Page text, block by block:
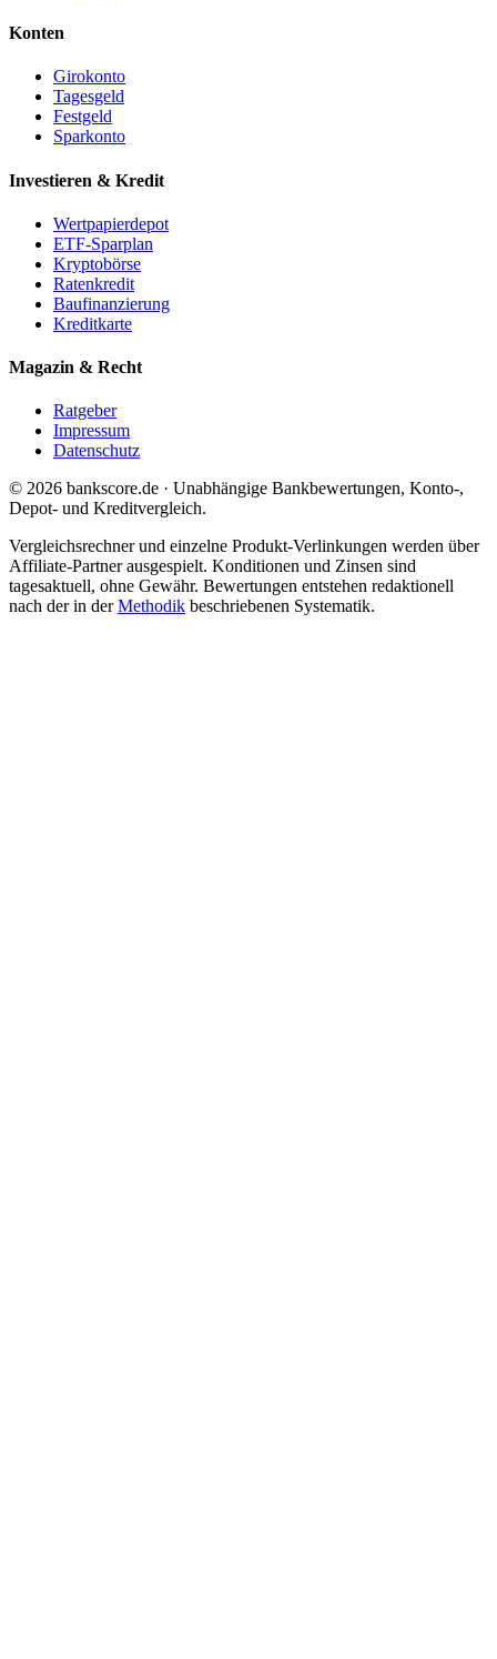
Konten
Girokonto
Tagesgeld
Festgeld
Sparkonto
Investieren & Kredit
Wertpapierdepot
ETF-Sparplan
Kryptobörse
Ratenkredit
Baufinanzierung
Kreditkarte
Magazin & Recht
Ratgeber
Impressum
Datenschutz
© 2026 bankscore.de · Unabhängige Bankbewertungen, Konto-,
Depot- und Kreditvergleich.
Vergleichsrechner und einzelne Produkt-Verlinkungen werden über
Affiliate-Partner ausgespielt. Konditionen und Zinsen sind
tagesaktuell, ohne Gewähr. Bewertungen entstehen redaktionell
nach der in derMethodik beschriebenen Systematik.